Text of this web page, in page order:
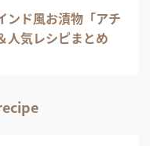
ンド風お漬物「アチ
人気レシピまとめ